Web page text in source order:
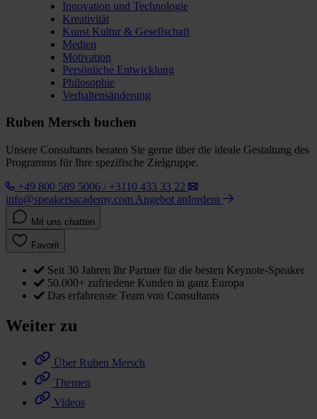
Innovation und Technologie
Kreativität
Kunst Kultur & Gesellschaft
Medien
Motivation
Persönliche Entwicklung
Philosophie
Verhaltensänderung
Ruben Mersch buchen
Unsere Consultants beraten Sie gerne über die ideale Gestaltung des
Programms für Ihre spezifische Zielgruppe.
+49 800 589 5006 / +3110 433 33 22
info@speakersacademy.com Angebot anfordern
Mit uns chatten
Favorit
Seit 30 Jahren Ihr Partner für die besten Keynote-Speaker
50.000+ zufriedene Kunden in ganz Europa
Das erfahrenste Team von Consultants
Weiter zu
Über Ruben Mersch
Themen
Videos